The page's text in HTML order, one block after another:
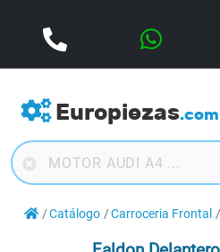
Europiezas.com
Catálogo Carroceria Frontal